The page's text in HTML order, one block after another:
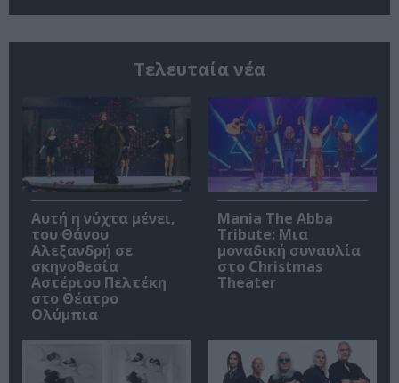
Τελευταία νέα
Αυτή η νύχτα μένει,
του Θάνου
Αλεξανδρή σε
σκηνοθεσία
Αστέριου Πελτέκη
στο Θέατρο
Ολύμπια
Mania The Abba
Tribute: Μια
μοναδική συναυλία
στο Christmas
Theater